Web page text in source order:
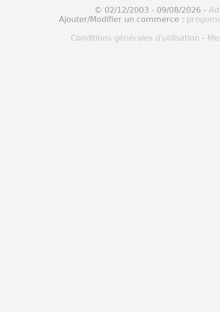
© 02/12/2003 - 09/08/2026 -
Ajouter/Modifier un commerce :
Conditions générales d'utilisation -